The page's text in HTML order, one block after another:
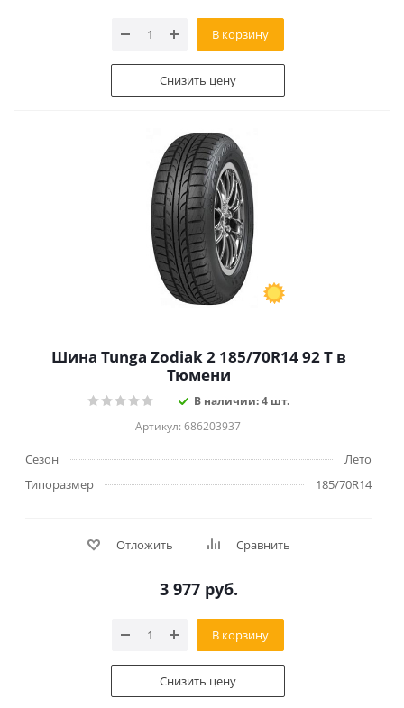
В корзину
Снизить цену
Шина Tunga Zodiak 2 185/70R14 92 T в
Тюмени
В наличии: 4 шт.
Артикул: 686203937
Сезон
Лето
Типоразмер
185/70R14
Отложить Сравнить
3 977 руб.
В корзину
Снизить цену